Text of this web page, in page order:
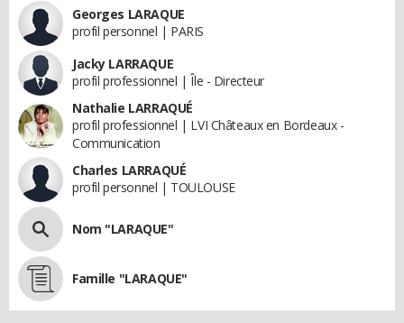
Georges LARAQUE
profil personnel | PARIS
Jacky LARRAQUE
profil professionnel | Île - Directeur
Nathalie LARRAQUÉ
profil professionnel | LVI Châteaux en Bordeaux -
Communication
Charles LARRAQUÉ
profil personnel | TOULOUSE
Nom "LARAQUE"
Famille "LARAQUE"